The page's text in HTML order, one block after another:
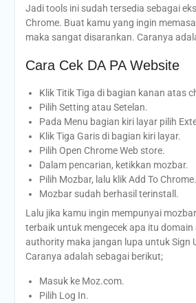
Jadi tools ini sudah tersedia sebagai
Chrome. Buat kamu yang ingin
maka sangat disarankan. Caranya
Cara Cek DA PA Website
Klik Titik Tiga di bagian kanan atas
Pilih Setting atau Setelan.
Pada Menu bagian kiri layar pilih
Klik Tiga Garis di bagian kiri layar.
Pilih Open Chrome Web store.
Dalam pencarian, ketikkan mozbar.
Pilih Mozbar, lalu klik Add To Chrome.
Mozbar sudah berhasil terinstall.
Lalu jika kamu ingin mempunyai
terbaik untuk mengecek apa itu
authority maka jangan lupa untuk Sign
Caranya adalah sebagai berikut;
Masuk ke Moz.com.
Pilih Log In.